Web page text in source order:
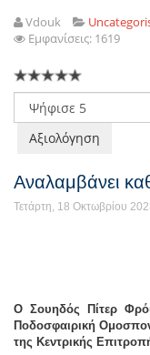
Vdouk
Εμφανίσεις: 1619
Παρακαλώ
αξιολογήστε
Αναλαμβάνει
Τετάρτη, 18 Οκτωβρίου
Ο Σουηδός Πίτερ
Ποδοσφαιρική
της Κεντρικής